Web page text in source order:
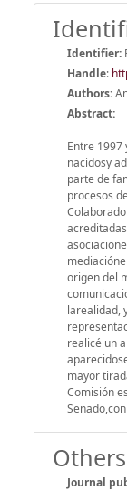
Identifier:
Handle:
Authors:
Abstract:
Entre 1997
nacidosy
parte de
procesos
origen del
larealidad,
realicé un
mayor
Comisión
Journal